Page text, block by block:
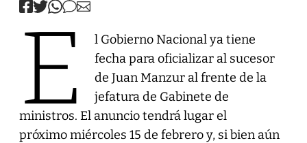
E
l Gobierno Nacional ya tiene
fecha para oficializar al sucesor
de Juan Manzur al frente de la
jefatura de Gabinete de
ministros. El anuncio tendrá lugar el
próximo miércoles 15 de febrero y, si bien aún